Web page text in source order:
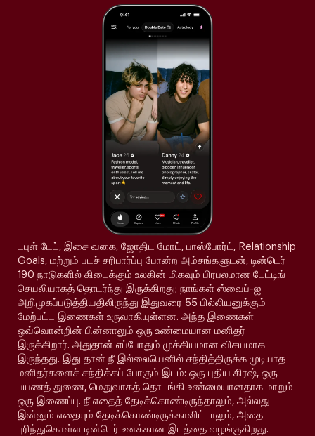
டபுள் டேட், இசை வகை, ஜோதிட மோட், பாஸ்போர்ட், Relationship
Goals, மற்றும் படச் சரிபார்ப்பு போன்ற அம்சங்களுடன், டின்டெர்
190 நாடுகளில் கிடைக்கும் உலகின் மிகவும் பிரபலமான டேட்டிங்
செயலியாகத் தொடர்ந்து இருக்கிறது; நாங்கள் ஸ்வைப்-ஐ
அறிமுகப்படுத்தியதிலிருந்து இதுவரை 55 பில்லியனுக்கும்
மேற்பட்ட இணைகள் உருவாகியுள்ளன. அந்த இணைகள்
ஒவ்வொன்றின் பின்னாலும் ஒரு உண்மையான மனிதர்
இருக்கிறார். அதுதான் எப்போதும் முக்கியமான விசயமாக
இருந்தது. இது தான் நீ இல்லையெனில் சந்தித்திருக்க முடியாத
மனிதர்களைச் சந்திக்கப் போகும் இடம்: ஒரு புதிய கிரஷ், ஒரு
பயணத் துணை, மெதுவாகத் தொடங்கி உண்மையானதாக மாறும்
ஒரு இணைப்பு. நீ எதைத் தேடிக்கொண்டிருந்தாலும், அல்லது
இன்னும் எதையும் தேடிக்கொண்டிருக்காவிட்டாலும், அதை
புரிந்துகொள்ள டின்டெர் உனக்கான இடத்தை வழங்குகிறது.